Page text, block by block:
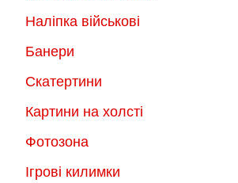
Наліпка військові
Банери
Скатертини
Картини на холсті
Фотозона
Ігрові килимки